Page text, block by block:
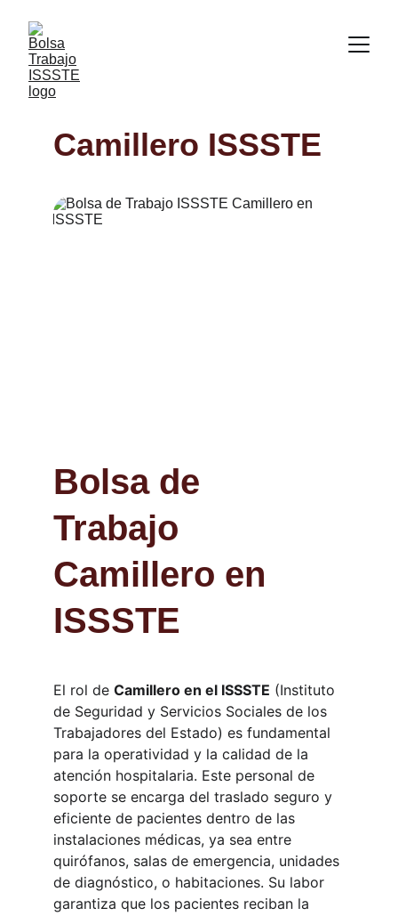
Camillero ISSSTE
Bolsa de
Trabajo
Camillero en
ISSSTE
El rol de Camillero en el ISSSTE (Instituto
de Seguridad y Servicios Sociales de los
Trabajadores del Estado) es fundamental
para la operatividad y la calidad de la
atención hospitalaria. Este personal de
soporte se encarga del traslado seguro y
eficiente de pacientes dentro de las
instalaciones médicas, ya sea entre
quirófanos, salas de emergencia, unidades
de diagnóstico, o habitaciones. Su labor
garantiza que los pacientes reciban la